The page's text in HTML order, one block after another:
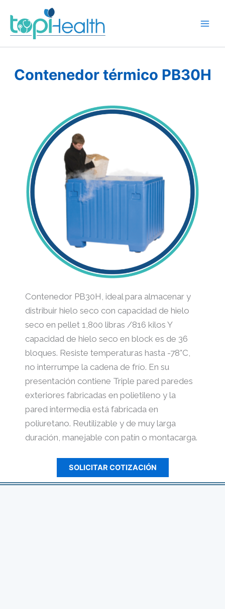
contenido
Contenedor térmico PB30H
Contenedor PB30H, ideal para almacenar y
distribuir hielo seco con capacidad de hielo
seco en pellet 1,800 libras /816 kilos Y
capacidad de hielo seco en block es de 36
bloques. Resiste temperaturas hasta -78°C,
no interrumpe la cadena de frío. En su
presentación contiene Triple pared paredes
exteriores fabricadas en polietileno y la
pared intermedia está fabricada en
poliuretano. Reutilizable y de muy larga
duración, manejable con patín o montacarga.
SOLICITAR COTIZACIÓN